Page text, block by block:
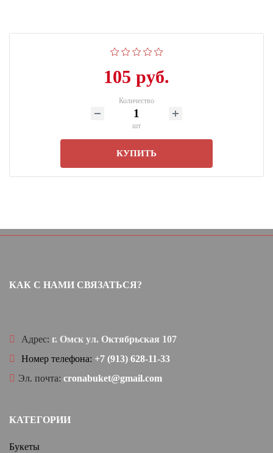
105 руб.
Количество
шт
КУПИТЬ
КАК С НАМИ СВЯЗАТЬСЯ?
Адрес: г. Омск ул. Октябрьская 107
Номер телефона: +7 (913) 628-11-33
Эл. почта: cronabuket@gmail.com
КАТЕГОРИИ
Букеты